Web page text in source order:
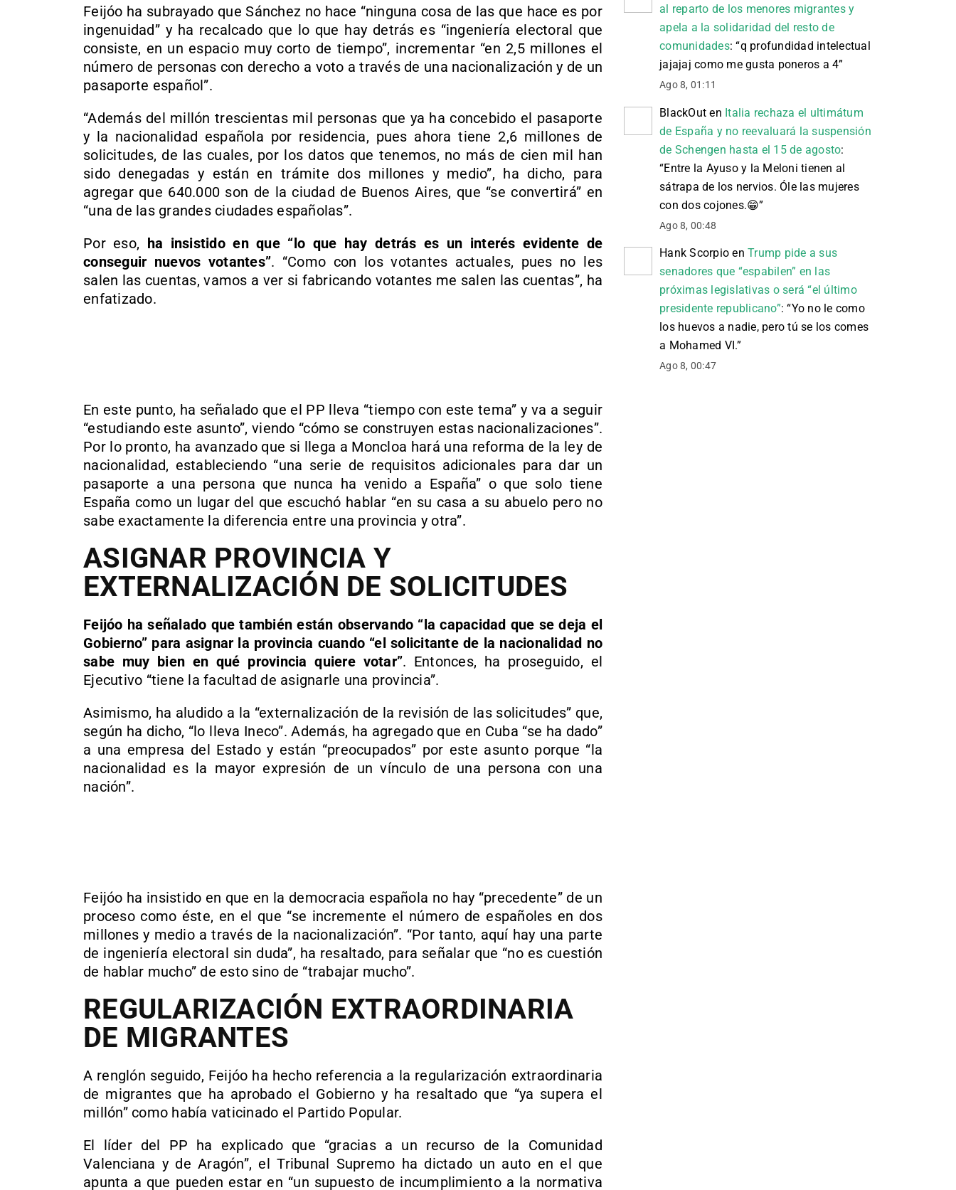
Feijóo ha subrayado que Sánchez no hace “ninguna cosa de las que hace es por
ingenuidad” y ha recalcado que lo que hay detrás es “ingeniería electoral que
consiste, en un espacio muy corto de tiempo”, incrementar “en 2,5 millones el
número de personas con derecho a voto a través de una nacionalización y de un
pasaporte español”.
“Además del millón trescientas mil personas que ya ha concebido el pasaporte
y la nacionalidad española por residencia, pues ahora tiene 2,6 millones de
solicitudes, de las cuales, por los datos que tenemos, no más de cien mil han
sido denegadas y están en trámite dos millones y medio”, ha dicho, para
agregar que 640.000 son de la ciudad de Buenos Aires, que “se convertirá” en
“una de las grandes ciudades españolas”.
Por eso, ha insistido en que “lo que hay detrás es un interés evidente de
conseguir nuevos votantes”. “Como con los votantes actuales, pues no les
salen las cuentas, vamos a ver si fabricando votantes me salen las cuentas”, ha
enfatizado.
En este punto, ha señalado que el PP lleva “tiempo con este tema” y va a seguir
“estudiando este asunto”, viendo “cómo se construyen estas nacionalizaciones”.
Por lo pronto, ha avanzado que si llega a Moncloa hará una reforma de la ley de
nacionalidad, estableciendo “una serie de requisitos adicionales para dar un
pasaporte a una persona que nunca ha venido a España” o que solo tiene
España como un lugar del que escuchó hablar “en su casa a su abuelo pero no
sabe exactamente la diferencia entre una provincia y otra”.
ASIGNAR PROVINCIA Y
EXTERNALIZACIÓN DE SOLICITUDES
Feijóo ha señalado que también están observando “la capacidad que se deja el
Gobierno” para asignar la provincia cuando “el solicitante de la nacionalidad no
sabe muy bien en qué provincia quiere votar”. Entonces, ha proseguido, el
Ejecutivo “tiene la facultad de asignarle una provincia”.
Asimismo, ha aludido a la “externalización de la revisión de las solicitudes” que,
según ha dicho, “lo lleva Ineco”. Además, ha agregado que en Cuba “se ha dado”
a una empresa del Estado y están “preocupados” por este asunto porque “la
nacionalidad es la mayor expresión de un vínculo de una persona con una
nación”.
Feijóo ha insistido en que en la democracia española no hay “precedente” de un
proceso como éste, en el que “se incremente el número de españoles en dos
millones y medio a través de la nacionalización”. “Por tanto, aquí hay una parte
de ingeniería electoral sin duda”, ha resaltado, para señalar que “no es cuestión
de hablar mucho” de esto sino de “trabajar mucho”.
REGULARIZACIÓN EXTRAORDINARIA
DE MIGRANTES
A renglón seguido, Feijóo ha hecho referencia a la regularización extraordinaria
de migrantes que ha aprobado el Gobierno y ha resaltado que “ya supera el
millón” como había vaticinado el Partido Popular.
El líder del PP ha explicado que “gracias a un recurso de la Comunidad
Valenciana y de Aragón”, el Tribunal Supremo ha dictado un auto en el que
apunta a que pueden estar en “un supuesto de incumplimiento a la normativa
al reparto de los menores migrantes y
apela a la solidaridad del resto de
comunidades: “q profundidad intelectual
jajajaj como me gusta poneros a 4”
Ago 8, 01:11
BlackOut en Italia rechaza el ultimátum
de España y no reevaluará la suspensión
de Schengen hasta el 15 de agosto:
“Entre la Ayuso y la Meloni tienen al
sátrapa de los nervios. Óle las mujeres
con dos cojones. 😁”
Ago 8, 00:48
Hank Scorpio en Trump pide a sus
senadores que “espabilen” en las
próximas legislativas o será “el último
presidente republicano”: “Yo no le como
los huevos a nadie, pero tú se los comes
a Mohamed VI.”
Ago 8, 00:47